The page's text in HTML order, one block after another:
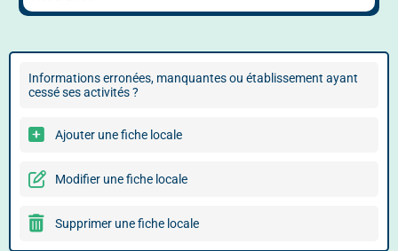
Informations erronées, manquantes ou établissement ayant
cessé ses activités ?
Ajouter une fiche locale
Modifier une fiche locale
Supprimer une fiche locale